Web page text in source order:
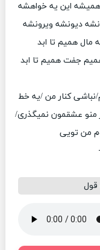
این یه خواهشه
دیونشه ویرونشه
مال همیم تا ابد
جفت همیم تا ابد
کنار من /یه خط
عشقمون نمیگذری/
من تویی
قول